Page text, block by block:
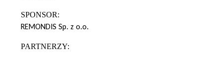
SPONSOR:
REMONDIS Sp. z o.o.
PARTNERZY: